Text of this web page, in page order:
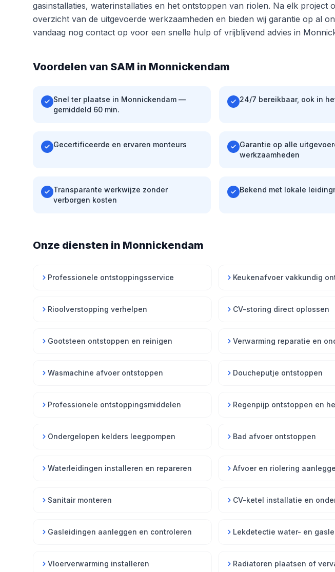
gasinstallaties, waterinstallaties en het ontstoppen van riolen. Na elk project
overzicht van de uitgevoerde werkzaamheden en bieden wij garantie op al
vandaag nog contact op voor een snelle hulp of vrijblijvend advies in
Voordelen van SAM in Monnickendam
Snel ter plaatse in Monnickendam —
gemiddeld 60 min.
24/7 bereikbaar, ook in
Gecertificeerde en ervaren monteurs
Garantie op alle
werkzaamheden
Transparante werkwijze zonder
verborgen kosten
Bekend met lokale
Onze diensten in Monnickendam
Professionele ontstoppingsservice Keukenafvoer vakkundig
Rioolverstopping verhelpen CV-storing direct oplossen
Gootsteen ontstoppen en reinigen Verwarming reparatie en
Wasmachine afvoer ontstoppen Doucheputje ontstoppen
Professionele ontstoppingsmiddelen Regenpijp ontstoppen en
Ondergelopen kelders leegpompen Bad afvoer ontstoppen
Waterleidingen installeren en repareren Afvoer en riolering
Sanitair monteren CV-ketel installatie en
Gasleidingen aanleggen en controleren Lekdetectie water- en
Vloerverwarming installeren Radiatoren plaatsen of